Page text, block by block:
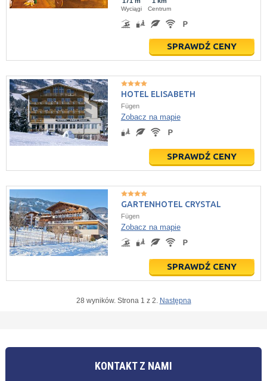
Wyciągi Centrum
SPRAWDŹ CENY
HOTEL ELISABETH
Fügen
Zobacz na mapie
SPRAWDŹ CENY
GARTENHOTEL CRYSTAL
Fügen
Zobacz na mapie
SPRAWDŹ CENY
28 wyników. Strona 1 z 2. Następna
KONTAKT Z NAMI